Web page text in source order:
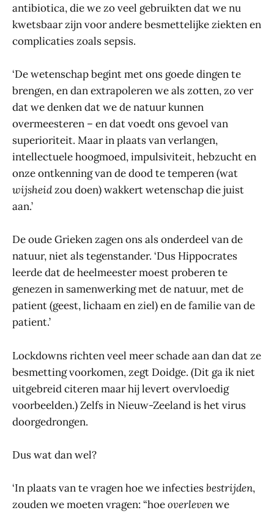
antibiotica, die we zo veel gebruikten dat we nu
kwetsbaar zijn voor andere besmettelijke ziekten en
complicaties zoals sepsis.
‘De wetenschap begint met ons goede dingen te
brengen, en dan extrapoleren we als zotten, zo ver
dat we denken dat we de natuur kunnen
overmeesteren – en dat voedt ons gevoel van
superioriteit. Maar in plaats van verlangen,
intellectuele hoogmoed, impulsiviteit, hebzucht en
onze ontkenning van de dood te temperen (wat
wijsheidzou doen) wakkert wetenschap die juist
aan.’
De oude Grieken zagen ons als onderdeel van de
natuur, niet als tegenstander. ‘Dus Hippocrates
leerde dat de heelmeester moest proberen te
genezen in samenwerking met de natuur, met de
patient (geest, lichaam en ziel) en de familie van de
patient.’
Lockdowns richten veel meer schade aan dan dat ze
besmetting voorkomen, zegt Doidge. (Dit ga ik niet
uitgebreid citeren maar hij levert overvloedig
voorbeelden.) Zelfs in Nieuw-Zeeland is het virus
doorgedrongen.
Dus wat dan wel?
‘In plaats van te vragen hoe we infectiesbestrijden,
zouden we moeten vragen: “hoeoverlevenwe